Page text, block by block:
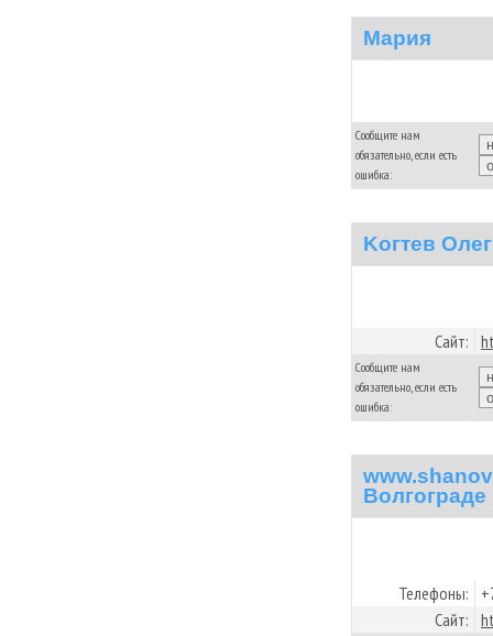
Мария
Сообщите нам
обязательно, если есть
ошибка:
Koгтев Олег
Сайт:
Сообщите нам
обязательно, если есть
ошибка:
Волгограде
Телефоны:
Сайт: